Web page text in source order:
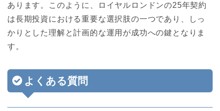
あります。このように、ロイヤルロンドンの25年契約
は長期投資における重要な選択肢の一つであり、しっ
かりとした理解と計画的な運用が成功への鍵となりま
す。
よくある質問